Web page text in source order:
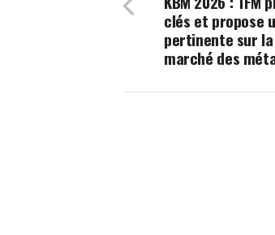
clés et propose
pertinente sur
marché des